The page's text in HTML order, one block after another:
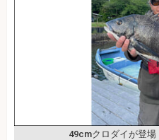
49cmクロダイが登場